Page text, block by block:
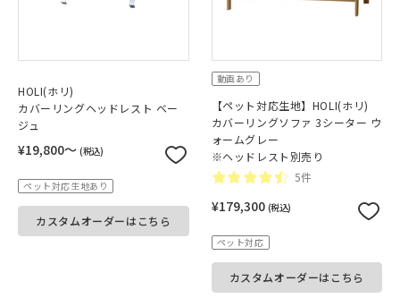
HOLI(ホリ)
カバーリングヘッドレスト ベー
ジュ
¥19,800〜 (税込)
ペット対応生地あり
カスタムオーダーはこちら
動画あり
【ペット対応生地】HOLI(ホリ)
カバーリングソファ 3シーター ウ
ォームグレー
※ヘッドレスト別売り
5件
¥179,300 (税込)
ペット対応
カスタムオーダーはこちら